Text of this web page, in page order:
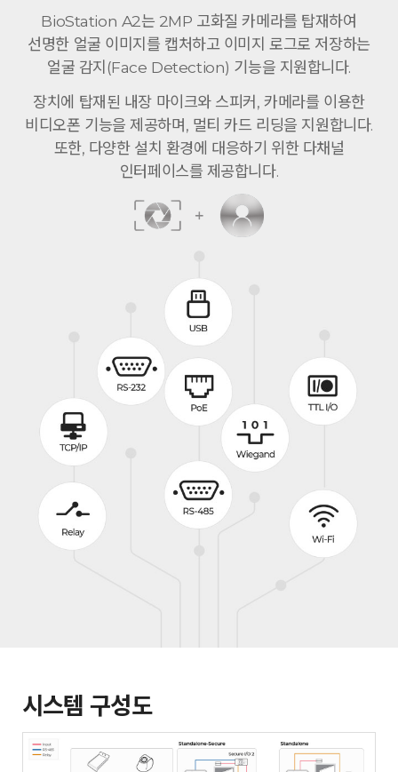
BioStation A2는 2MP 고화질 카메라를 탑재하여
선명한 얼굴 이미지를 캡처하고 이미지 로그로 저장하는
얼굴 감지(Face Detection) 기능을 지원합니다.
장치에 탑재된 내장 마이크와 스피커, 카메라를 이용한
비디오폰 기능을 제공하며, 멀티 카드 리딩을 지원합니다.
또한, 다양한 설치 환경에 대응하기 위한 다채널
인터페이스를 제공합니다.
시스템 구성도